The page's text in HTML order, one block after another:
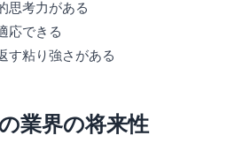
思考力がある
応できる
す粘り強さがある
業界の将来性